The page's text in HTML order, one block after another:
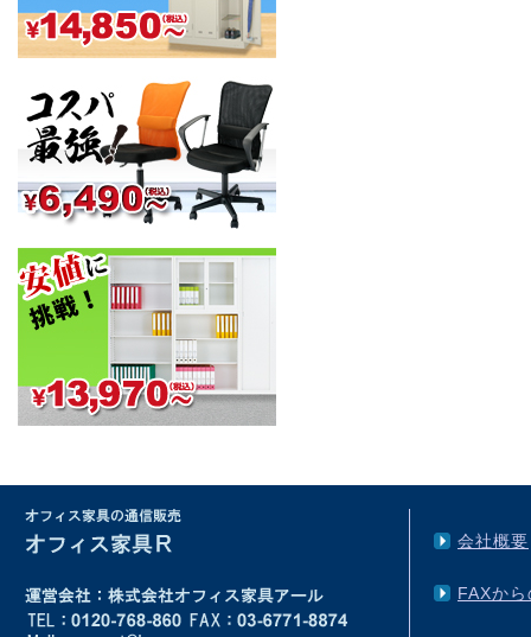
会社概要
FAXか